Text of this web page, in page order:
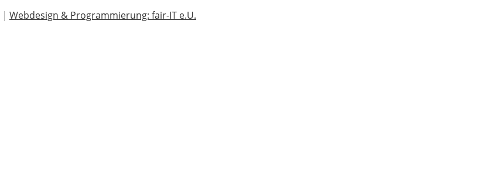
| Webdesign & Programmierung: fair-IT e.U.